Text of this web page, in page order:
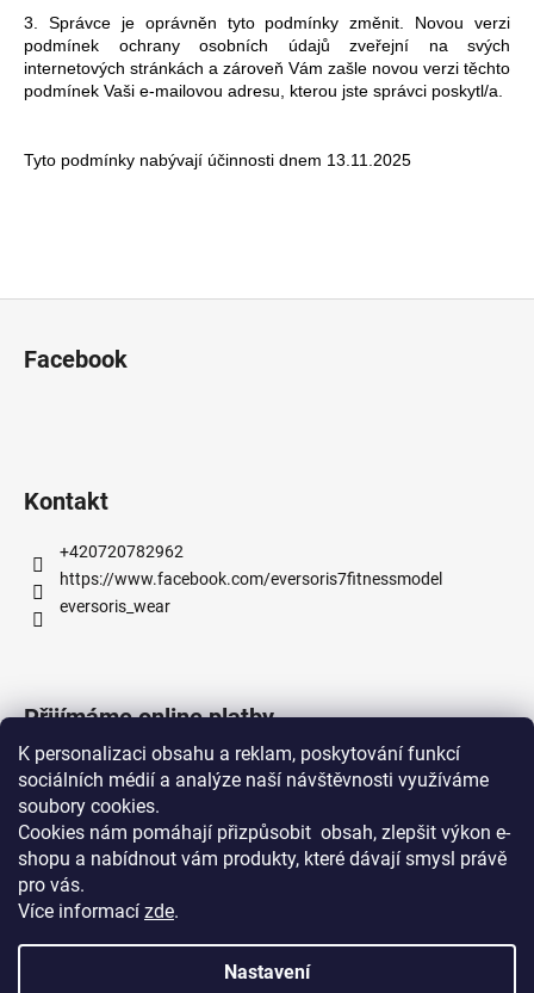
K personalizaci obsahu a reklam, poskytování funkcí
sociálních médií a analýze naší návštěvnosti využíváme
soubory cookies.
Cookies nám pomáhají přizpůsobit obsah, zlepšit výkon e-
shopu a nabídnout vám produkty, které dávají smysl právě
pro vás.
Více informací zde.
Nastavení
3. Správce je oprávněn tyto podmínky změnit. Novou verzi
podmínek ochrany osobních údajů zveřejní na svých
internetových stránkách a zároveň Vám zašle novou verzi těchto
podmínek Vaši e-mailovou adresu, kterou jste správci poskytl/a.
Tyto podmínky nabývají účinnosti dnem 13.11.2025
Facebook
Kontakt
+420720782962
https://www.facebook.com/eversoris7fitnessmodel
eversoris_wear
Přijímáme online platby
Mimo Mísu - Bistro CEO - Eversoris Wear